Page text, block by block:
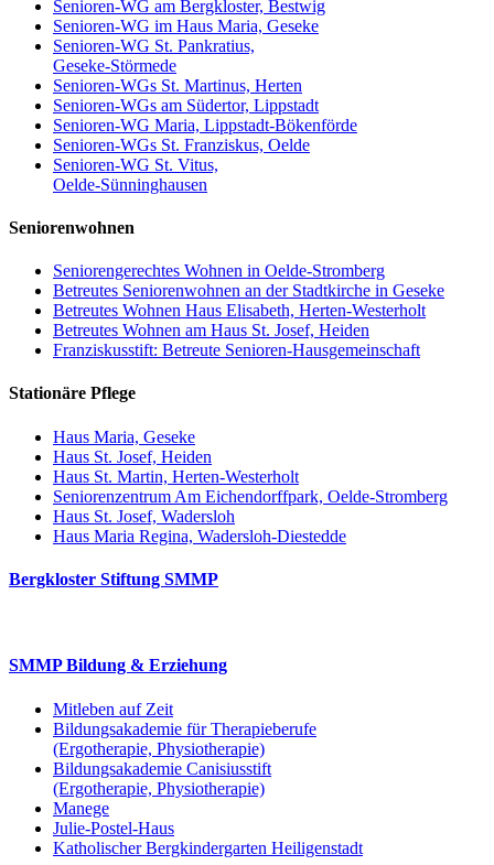
Senioren-WG am Bergkloster, Bestwig
Senioren-WG im Haus Maria, Geseke
Senioren-WG St. Pankratius,
Geseke-Störmede
Senioren-WGs St. Martinus, Herten
Senioren-WGs am Südertor, Lippstadt
Senioren-WG Maria, Lippstadt-Bökenförde
Senioren-WGs St. Franziskus, Oelde
Senioren-WG St. Vitus,
Oelde-Sünninghausen
Seniorenwohnen
Seniorengerechtes Wohnen in Oelde-Stromberg
Betreutes Seniorenwohnen an der Stadtkirche in Geseke
Betreutes Wohnen Haus Elisabeth, Herten-Westerholt
Betreutes Wohnen am Haus St. Josef, Heiden
Franziskusstift: Betreute Senioren-Hausgemeinschaft
Stationäre Pflege
Haus Maria, Geseke
Haus St. Josef, Heiden
Haus St. Martin, Herten-Westerholt
Seniorenzentrum Am Eichendorffpark, Oelde-Stromberg
Haus St. Josef, Wadersloh
Haus Maria Regina, Wadersloh-Diestedde
Bergkloster Stiftung SMMP
SMMP Bildung & Erziehung
Mitleben auf Zeit
Bildungsakademie für Therapieberufe
(Ergotherapie, Physiotherapie)
Bildungsakademie Canisiusstift
(Ergotherapie, Physiotherapie)
Manege
Julie-Postel-Haus
Katholischer Bergkindergarten Heiligenstadt